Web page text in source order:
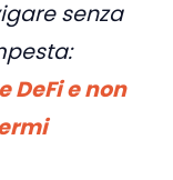
senza
DeFi e non